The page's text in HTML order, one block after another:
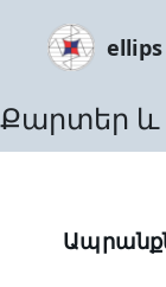
ellips
Քարտեր և